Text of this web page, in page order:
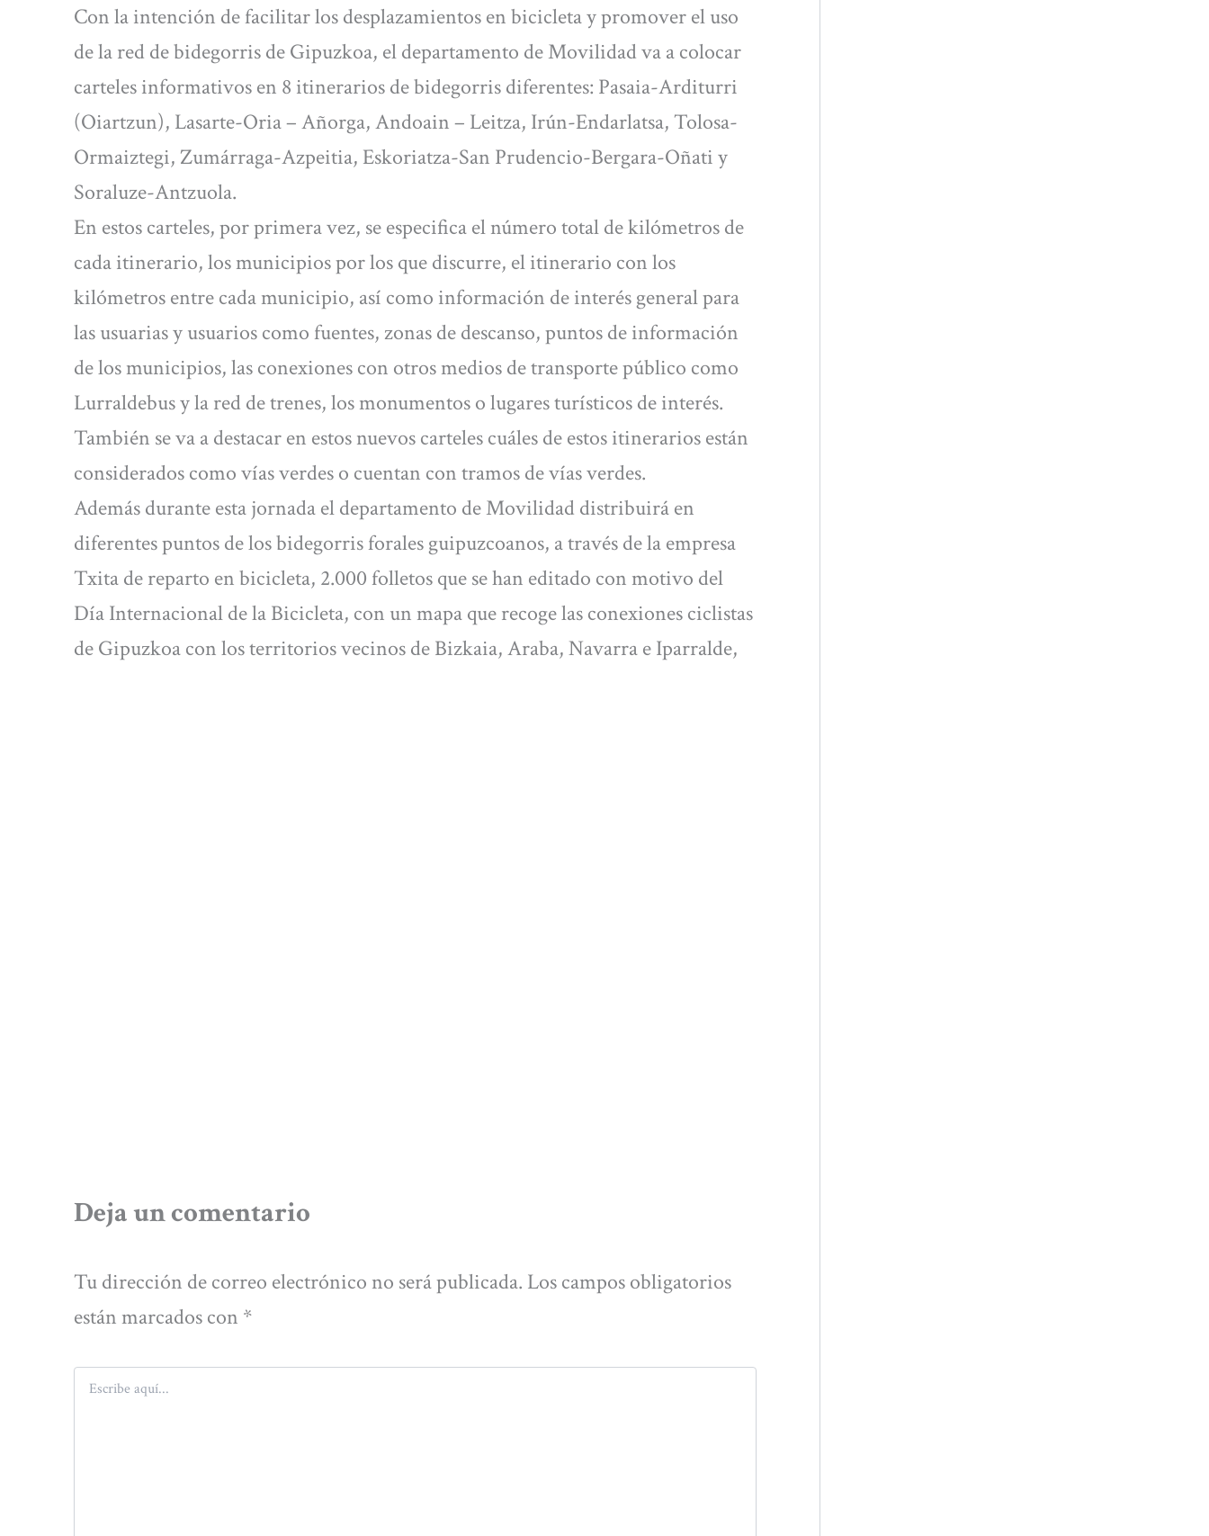
Con la intención de facilitar los desplazamientos en bicicleta y promover el uso
de la red de bidegorris de Gipuzkoa, el departamento de Movilidad va a colocar
carteles informativos en 8 itinerarios de bidegorris diferentes: Pasaia-Arditurri
(Oiartzun), Lasarte-Oria – Añorga, Andoain – Leitza, Irún-Endarlatsa, Tolosa-
Ormaiztegi, Zumárraga-Azpeitia, Eskoriatza-San Prudencio-Bergara-Oñati y
Soraluze-Antzuola.
En estos carteles, por primera vez, se especifica el número total de kilómetros de
cada itinerario, los municipios por los que discurre, el itinerario con los
kilómetros entre cada municipio, así como información de interés general para
las usuarias y usuarios como fuentes, zonas de descanso, puntos de información
de los municipios, las conexiones con otros medios de transporte público como
Lurraldebus y la red de trenes, los monumentos o lugares turísticos de interés.
También se va a destacar en estos nuevos carteles cuáles de estos itinerarios están
considerados como vías verdes o cuentan con tramos de vías verdes.
Además durante esta jornada el departamento de Movilidad distribuirá en
diferentes puntos de los bidegorris forales guipuzcoanos, a través de la empresa
Txita de reparto en bicicleta, 2.000 folletos que se han editado con motivo del
Día Internacional de la Bicicleta, con un mapa que recoge las conexiones ciclistas
de Gipuzkoa con los territorios vecinos de Bizkaia, Araba, Navarra e Iparralde,
Deja un comentario
Tu dirección de correo electrónico no será publicada. Los campos obligatorios
están marcados con *
Escribe
aquí...